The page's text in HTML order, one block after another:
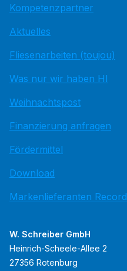
Kompetenzpartner
Aktuelles
Fliesenarbeiten (toujou)
Was nur wir haben HI
Weihnachtspost
Finanzierung anfragen
Fördermittel
Download
Markenlieferanten Record
W. Schreiber GmbH
Heinrich-Scheele-Allee 2
27356 Rotenburg